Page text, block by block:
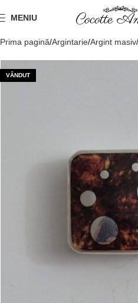
MENIU
Prima pagină Argintarie Argint masiv
VÂNDUT